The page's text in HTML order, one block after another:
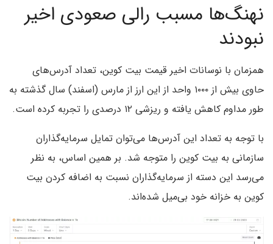
نهنگ‌ها مسبب رالی صعودی اخیر
نبودند
همزمان با نوسانات اخیر قیمت بیت کوین، تعداد آدرس‌های
حاوی بیش از ۱۰۰۰ واحد از این ارز از مارس (اسفند) سال گذشته به
طور مداوم کاهش یافته و ریزشی ۱۲ درصدی را تجربه کرده است.
با توجه به تعداد این آدرس‌ها می‌توان تمایل سرمایه‌گذاران
سازمانی به بیت کوین را متوجه شد. بر همین اساس، به نظر
می‌رسد این دسته از سرمایه‌گذاران نسبت به اضافه کردن بیت
کوین به خزانه خود بی‌میل شده‌اند.